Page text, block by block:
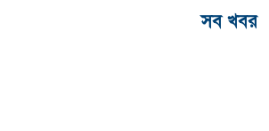
আনসার-ভিডিপিরসব খবর